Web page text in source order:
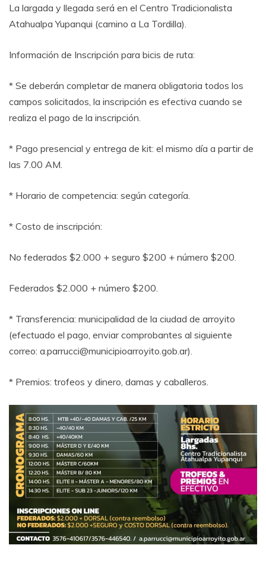
La largada y llegada será en el Centro Tradicionalista
Atahualpa Yupanqui (camino a La Tordilla).
Información de Inscripción para bicis de ruta:
* Se deberán completar de manera obligatoria todos los
campos solicitados, la inscripción es efectiva cuando se
realiza el pago de la inscripción.
* Pago presencial y entrega de kit: el mismo día a partir de
las 7.00 AM.
* Horario de competencia: según categoría.
* Costo de inscripción:
No federados $2.000 + seguro $200 + número $200.
Federados $2.000 + número $200.
* Transferencia: municipalidad de la ciudad de arroyito
(efectuado el pago, enviar comprobantes al siguiente
correo: a.parrucci@municipioarroyito.gob.ar).
* Premios: trofeos y dinero, damas y caballeros.